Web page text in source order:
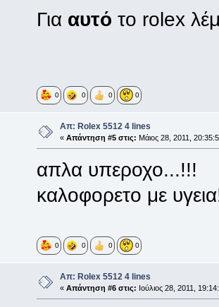
Για αυτό το rolex
0 0 0 0
Απ: Rolex 5512 4 lines
« Απάντηση #5 στις: Μάιος 28, 2011,
απλα υπεροχο...!!!
καλοφορετο με
0 0 0 0
Απ: Rolex 5512 4 lines
« Απάντηση #6 στις: Ιούλιος 28, 2011,